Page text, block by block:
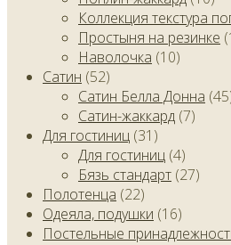
Коллекция текстура
Простыня на резинке
Наволочка (10)
Сатин (52)
Сатин Белла Донна
Сатин-жаккард (7)
Для гостиниц (31)
Для гостиниц (4)
Бязь стандарт (27)
Полотенца (22)
Одеяла, подушки (16)
Постельные